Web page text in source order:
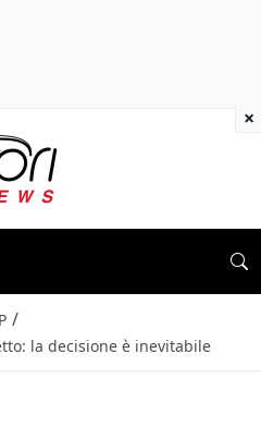
/
la decisione è inevitabile
×